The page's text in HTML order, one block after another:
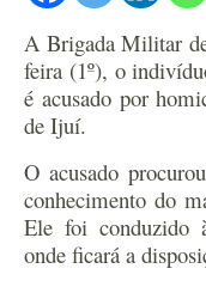
A Brigada Militar
feira (1º), o
é acusado por
de Ijuí.
O acusado
conhecimento do
Ele foi conduzido
onde ficará a